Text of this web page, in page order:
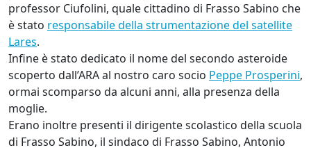
professor Ciufolini, quale cittadino di Frasso Sabino che
è stato responsabile della strumentazione del satellite
Lares.
Infine è stato dedicato il nome del secondo asteroide
scoperto dall’ARA al nostro caro socio Peppe Prosperini,
ormai scomparso da alcuni anni, alla presenza della
moglie.
Erano inoltre presenti il dirigente scolastico della scuola
di Frasso Sabino, il sindaco di Frasso Sabino, Antonio